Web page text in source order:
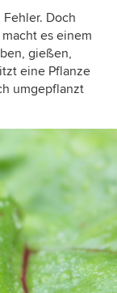
Doch
es einem
gießen,
eine Pflanze
umgepflanzt